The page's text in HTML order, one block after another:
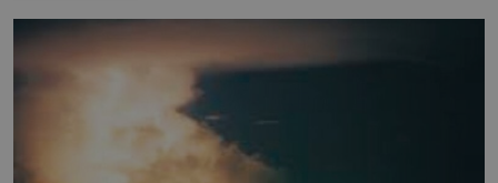
mimozemského původu? Dne 4. února roku 2023
vydává